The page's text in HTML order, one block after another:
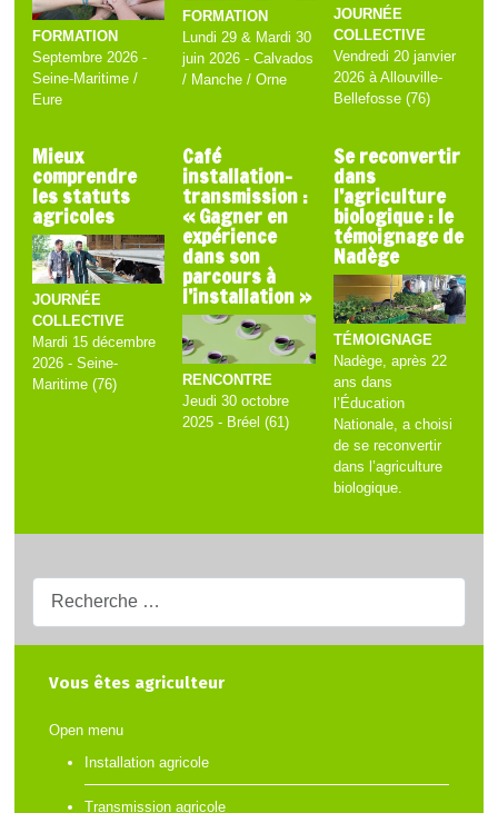
Vous êtes agriculteur
Open menu
Installation agricole
Transmission agricole
FORMATION
Septembre 2026 -
Seine-Maritime /
Eure
FORMATION
Lundi 29 & Mardi 30
juin 2026 - Calvados
/ Manche / Orne
JOURNÉE
COLLECTIVE
Vendredi 20 janvier
2026 à Allouville-
Bellefosse (76)
Mieux
comprendre
les statuts
agricoles
JOURNÉE
COLLECTIVE
Mardi 15 décembre
2026 - Seine-
Maritime (76)
Café
installation-
transmission :
« Gagner en
expérience
dans son
parcours à
l’installation »
RENCONTRE
Jeudi 30 octobre
2025 - Bréel (61)
Se reconvertir
dans
l’agriculture
biologique : le
témoignage de
Nadège
TÉMOIGNAGE
Nadège, après 22
ans dans
l’Éducation
Nationale, a choisi
de se reconvertir
dans l’agriculture
biologique.